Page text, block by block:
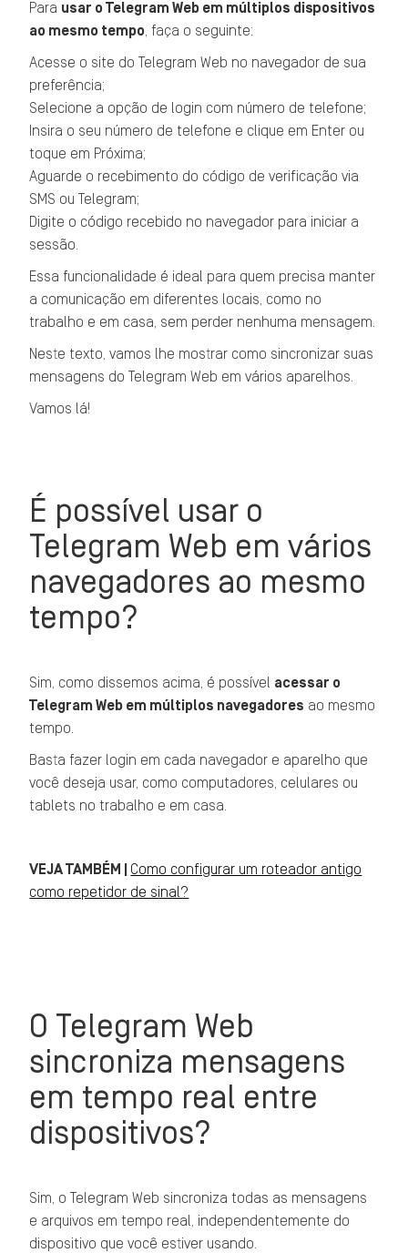
Para usar o Telegram Web em múltiplos dispositivos
ao mesmo tempo , faça o seguinte:
Acesse o site do Telegram Web no navegador de sua
preferência;
Selecione a opção de login com número de telefone;
Insira o seu número de telefone e clique em Enter ou
toque em Próxima;
Aguarde o recebimento do código de verificação via
SMS ou Telegram;
Digite o código recebido no navegador para iniciar a
sessão.
Essa funcionalidade é ideal para quem precisa manter
a comunicação em diferentes locais, como no
trabalho e em casa, sem perder nenhuma mensagem.
Neste texto, vamos lhe mostrar como sincronizar suas
mensagens do Telegram Web em vários aparelhos.
Vamos lá!
É possível usar o
Telegram Web em vários
navegadores ao mesmo
tempo?
Sim, como dissemos acima, é possível acessar o
Telegram Web em múltiplos navegadores ao mesmo
tempo.
Basta fazer login em cada navegador e aparelho que
você deseja usar, como computadores, celulares ou
tablets no trabalho e em casa.
VEJA TAMBÉM | Como configurar um roteador antigo
como repetidor de sinal?
O Telegram Web
sincroniza mensagens
em tempo real entre
dispositivos?
Sim, o Telegram Web sincroniza todas as mensagens
e arquivos em tempo real, independentemente do
dispositivo que você estiver usando.